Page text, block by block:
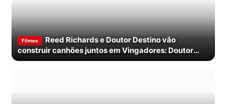
Filmes
Reed Richards e Doutor Destino vão
construir canhões juntos em Vingadores: Doutor
Destino